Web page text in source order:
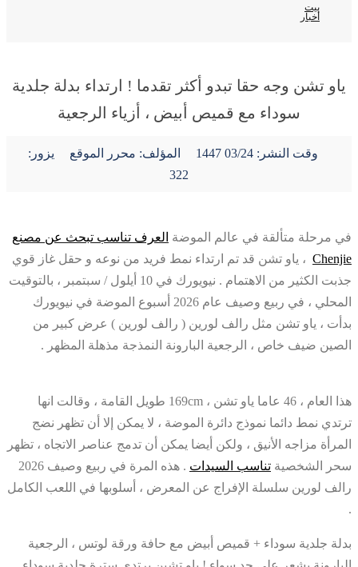
بيت
أخبار
ياو تشن وجه حقا تبدو أكثر تقدما ! ارتداء بدلة جلدية
سوداء مع قميص أبيض ، أزياء الرجعية
وقت النشر: 03/24 1447 المؤلف: محرر الموقع
يزور:
322
في مرحلة متألقة في عالم الموضة العرف تناسب تبحث عن مصنع
Chenjie ، ياو تشن قد تم ارتداء نمط فريد من نوعه و حقل غاز قوي
جذبت الكثير من الاهتمام . نيويورك في 10 أيلول / سبتمبر ، بالتوقيت
المحلي ، في ربيع وصيف عام 2026 أسبوع الموضة في نيويورك
بدأت ، ياو تشن مثل رالف لورين ( رالف لورين ) عرض كبير من
الصين ضيف خاص ، الرجعية البارونة النمذجة مذهلة المظهر .
هذا العام ، 46 عاما ياو تشن ، 169cm طويل القامة ، وقالت انها
ترتدي نمط دائما نموذج دائرة الموضة ، لا يمكن إلا أن تظهر نضج
المرأة مزاجه الأنيق ، ولكن أيضا يمكن أن تدمج عناصر الاتجاه ، تظهر
سحر الشخصية تناسب السيدات
. هذه المرة في ربيع وصيف 2026
رالف لورين سلسلة الإفراج عن المعرض ، أسلوبها في اللعب الكامل
.
بدلة جلدية سوداء + قميص أبيض مع حافة ورقة لوتس ، الرجعية